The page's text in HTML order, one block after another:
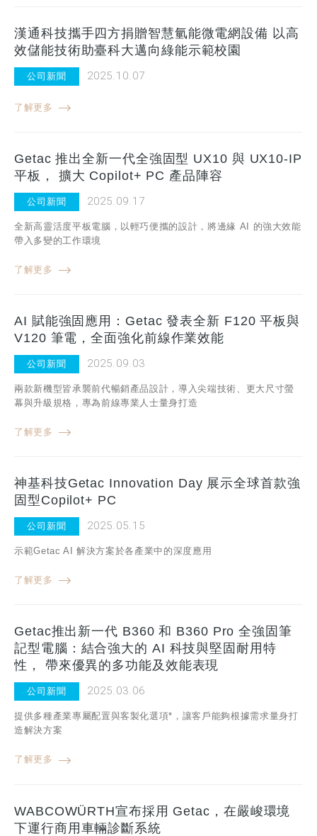
漢通科技攜手四方捐贈智慧氫能微電網設備 以高
效儲能技術助臺科大邁向綠能示範校園
公司新聞 2025.10.07
了解更多
Getac 推出全新一代全強固型 UX10 與 UX10-IP
平板， 擴大 Copilot+ PC 產品陣容
公司新聞 2025.09.17
全新高靈活度平板電腦，以輕巧便攜的設計，將邊緣 AI 的強大效能
帶入多變的工作環境
了解更多
AI 賦能強固應用：Getac 發表全新 F120 平板與
V120 筆電，全面強化前線作業效能
公司新聞 2025.09.03
兩款新機型皆承襲前代暢銷產品設計，導入尖端技術、更大尺寸螢
幕與升級規格，專為前線專業人士量身打造
了解更多
神基科技Getac Innovation Day 展示全球首款強
固型Copilot+ PC
公司新聞 2025.05.15
示範Getac AI 解決方案於各產業中的深度應用
了解更多
Getac推出新一代 B360 和 B360 Pro 全強固筆
記型電腦：結合強大的 AI 科技與堅固耐用特
性， 帶來優異的多功能及效能表現
公司新聞 2025.03.06
提供多種產業專屬配置與客製化選項*，讓客戶能夠根據需求量身打
造解決方案
了解更多
WABCOWÜRTH宣布採用 Getac，在嚴峻環境
下運行商用車輛診斷系統